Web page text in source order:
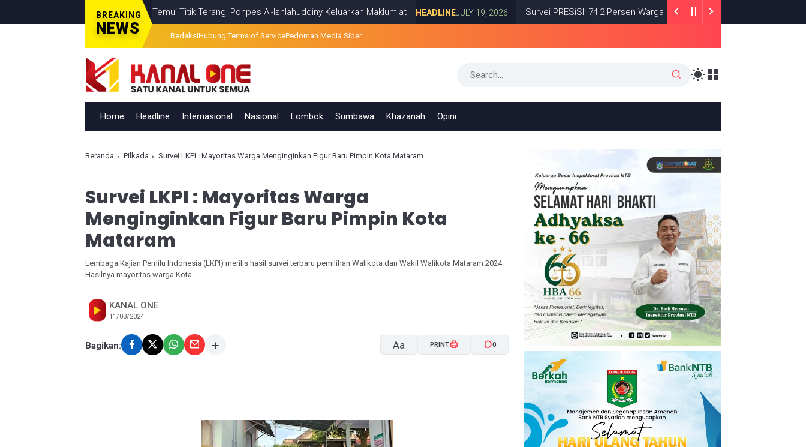
BREAKING
NEWS
Visual Berita Televisi Temui Titik Terang, Ponpes Al-Ishlahuddiny Keluarkan Maklumlat HEADLINE JULY 19, 2026 Survei PRESiSI: 74,2 Persen Warga Puas dengan Satu Tahun Kinerja Bupati
RedaksiHubungiTerms of ServicePedoman Media Siber
Home Headline Internasional Nasional Lombok Sumbawa Khazanah Opini
Beranda Pilkada Survei LKPI : Mayoritas Warga Menginginkan Figur Baru Pimpin Kota Mataram
Survei LKPI : Mayoritas Warga
Menginginkan Figur Baru Pimpin Kota
Mataram
Lembaga Kajian Pemilu Indonesia (LKPI) merilis hasil survei terbaru pemilihan Walikota dan Wakil Walikota Mataram 2024.
Hasilnya mayoritas warga Kota
KANAL ONE
11/03/2024
Bagikan: Aa PRINT 0